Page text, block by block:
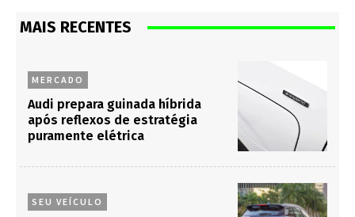
MAIS RECENTES
MERCADO
Audi prepara guinada híbrida
após reflexos de estratégia
puramente elétrica
SEU VEÍCULO